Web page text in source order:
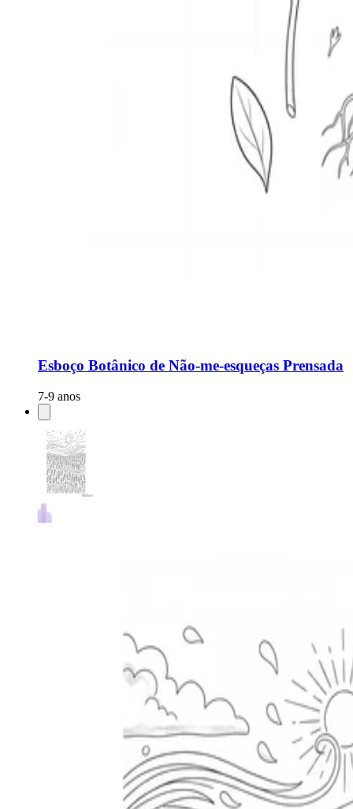
Esboço Botânico de Não-me-esqueças Prensada
7-9 anos